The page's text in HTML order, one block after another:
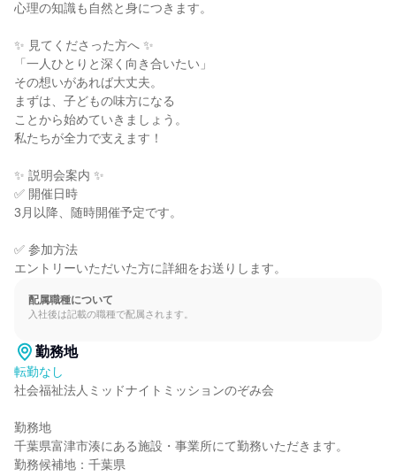
心理の知識も自然と身につきます。
✨ 見てくださった方へ ✨
「一人ひとりと深く向き合いたい」
その想いがあれば大丈夫。
まずは、子どもの味方になる
ことから始めていきましょう。
私たちが全力で支えます！
✨ 説明会案内 ✨
✅ 開催日時
3月以降、随時開催予定です。
✅ 参加方法
エントリーいただいた方に詳細をお送りします。
配属職種について
入社後は記載の職種で配属されます。
勤務地
転勤なし
社会福祉法人ミッドナイトミッションのぞみ会
勤務地
千葉県富津市湊にある施設・事業所にて勤務いただきます。
勤務候補地：千葉県